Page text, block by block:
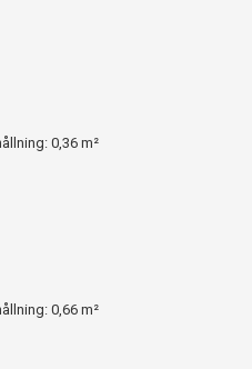
0,36 m²
0,66 m²